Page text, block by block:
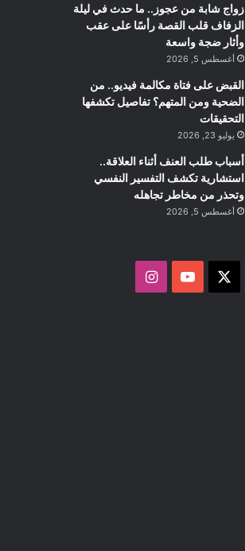
زواج شابة من عجوز.. ما حدث في ليلة
الزفاف قلب القصة رأسًا على عقب
وأثار ضجة واسعة
أغسطس 5, 2026
القبض على فتاة مكالمة فيديو.. من
الضحية ومن المتهم؟ تفاصيل تكشفها
التحقيقات
يوليو 23, 2026
أسباب طلب العنف أثناء العلاقة..
استشارية تكشف التفسير النفسي
وتحذر من مخاطر تجاهله
أغسطس 5, 2026